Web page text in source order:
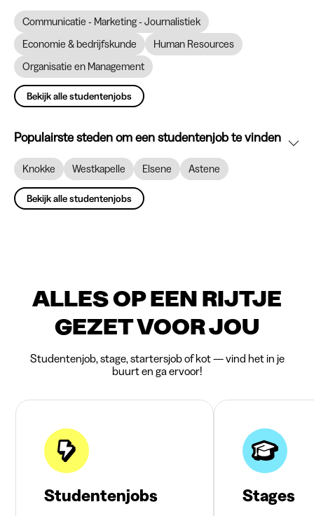
Communicatie - Marketing - Journalistiek
Economie & bedrijfskunde
Human Resources
Organisatie en Management
Bekijk alle studentenjobs
Populairste steden om een studentenjob te vinden
Knokke Westkapelle Elsene Astene
Bekijk alle studentenjobs
ALLES OP EEN RIJTJE
GEZET VOOR JOU
Studentenjob, stage, startersjob of kot — vind het in je
buurt en ga ervoor!
Studentenjobs Stages